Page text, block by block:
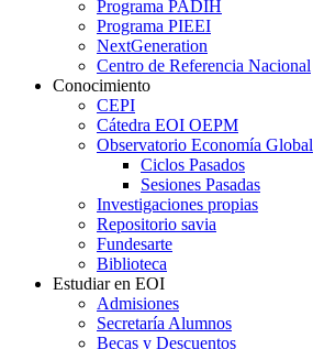
Programa PADIH
Programa PIEEI
NextGeneration
Centro de Referencia Nacional
Conocimiento
CEPI
Cátedra EOI OEPM
Observatorio Economía Global
Ciclos Pasados
Sesiones Pasadas
Investigaciones propias
Repositorio savia
Fundesarte
Biblioteca
Estudiar en EOI
Admisiones
Secretaría Alumnos
Becas y Descuentos